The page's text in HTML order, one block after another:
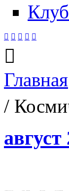
    

Вы здесь
Главная
/
август